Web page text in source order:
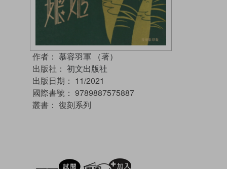
作者： 慕容羽軍 （著）
出版社： 初文出版社
出版日期： 11/2021
國際書號： 9789887575887
叢書： 復刻系列
試閲